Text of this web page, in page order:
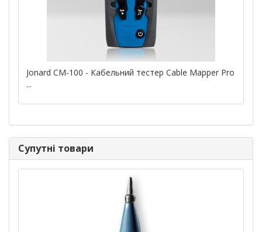
Jonard CM-100 - Кабельний тестер Cable Mapper Pro
...
Супутні товари